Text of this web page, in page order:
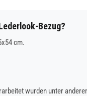
Bezug?
cm.
wurden unter